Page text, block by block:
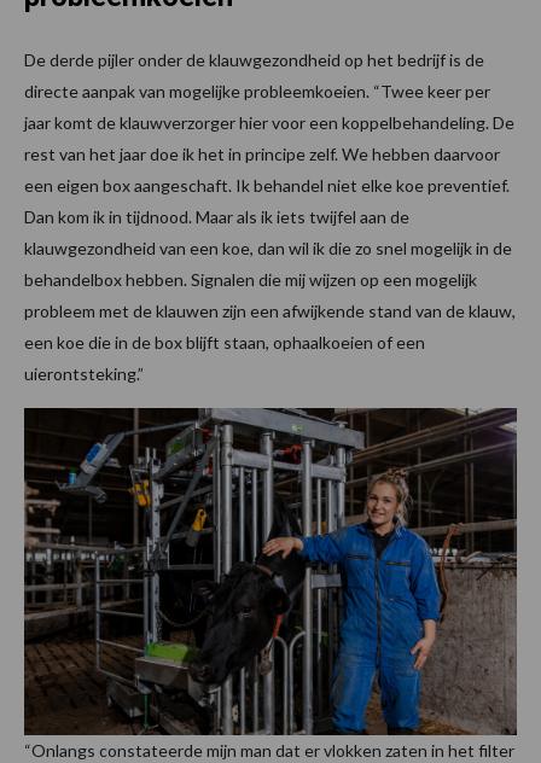
De derde pijler onder de klauwgezondheid op het bedrijf is de
directe aanpak van mogelijke probleemkoeien. “Twee keer per
jaar komt de klauwverzorger hier voor een koppelbehandeling. De
rest van het jaar doe ik het in principe zelf. We hebben daarvoor
een eigen box aangeschaft. Ik behandel niet elke koe preventief.
Dan kom ik in tijdnood. Maar als ik iets twijfel aan de
klauwgezondheid van een koe, dan wil ik die zo snel mogelijk in de
behandelbox hebben. Signalen die mij wijzen op een mogelijk
probleem met de klauwen zijn een afwijkende stand van de klauw,
een koe die in de box blijft staan, ophaalkoeien of een
uierontsteking.”
“Onlangs constateerde mijn man dat er vlokken zaten in het filter